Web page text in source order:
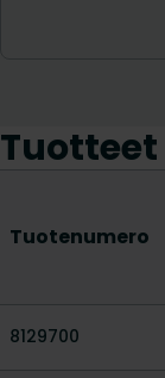
Tuotteet
Tuotenumero
8129700